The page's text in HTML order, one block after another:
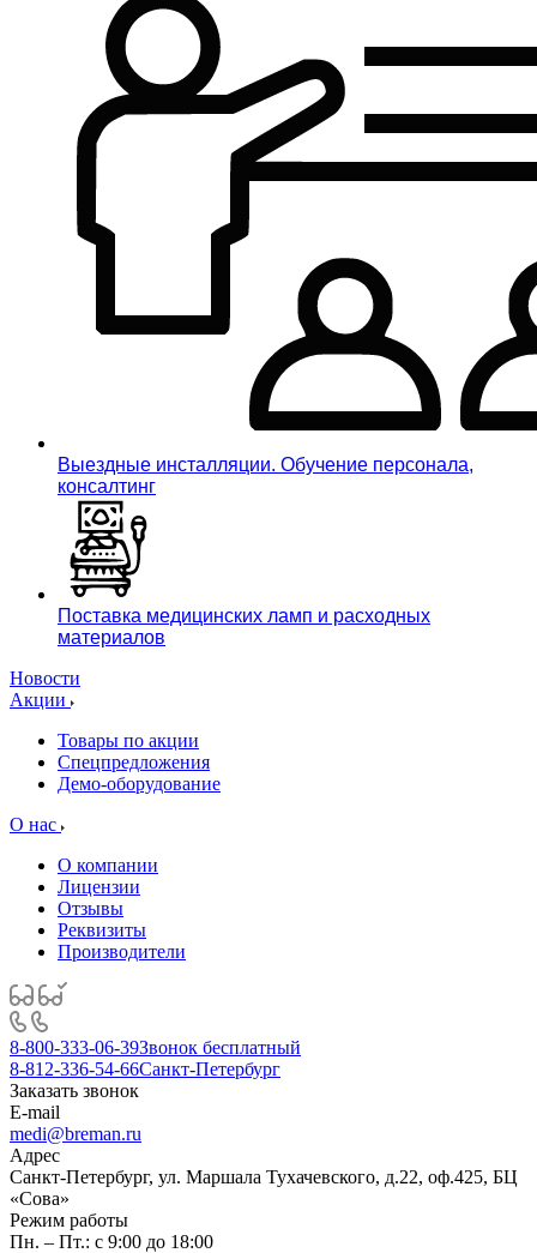
Выездные инсталляции. Обучение персонала,
консалтинг
Поставка медицинских ламп и расходных
материалов
Новости
Акции
Товары по акции
Спецпредложения
Демо-оборудование
О нас
О компании
Лицензии
Отзывы
Реквизиты
Производители
8-800-333-06-39Звонок бесплатный
8-812-336-54-66Санкт-Петербург
Заказать звонок
E-mail
medi@breman.ru
Адрес
Санкт-Петербург, ул. Маршала Тухачевского, д.22, оф.425, БЦ
«Сова»
Режим работы
Пн. – Пт.: с 9:00 до 18:00